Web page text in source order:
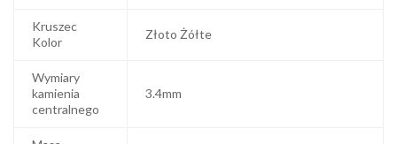
Kruszec
Kolor
Złoto Żółte
Wymiary
kamienia
centralnego
3.4mm